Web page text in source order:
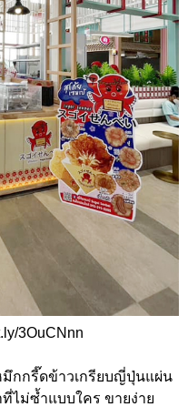
3OuCNnn
มึกกรี๊ดข้าวเกรียบญี่ปุ่นแผ่น
ไม่ซ้ำแบบใคร ขายง่าย